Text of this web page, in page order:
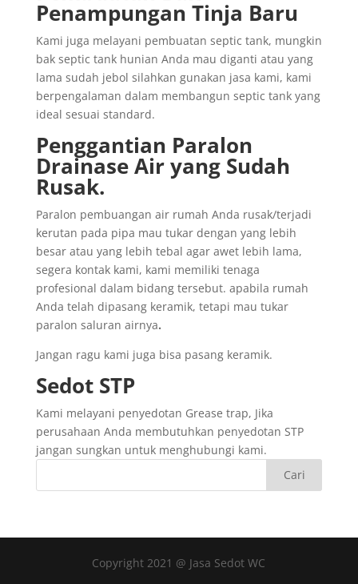
Penampungan Tinja Baru
Kami juga melayani pembuatan septic tank, mungkin
bak septic tank hunian Anda mau diganti atau yang
lama sudah jebol silahkan gunakan jasa kami, kami
berpengalaman dalam membangun septic tank yang
ideal sesuai standard.
Penggantian Paralon
DrainaseAir yang Sudah
Rusak.
Paralon pembuangan air rumah Anda rusak/terjadi
kerutan pada pipa mau tukar dengan yang lebih
besar atau yang lebih tebal agar awet lebih lama,
segera kontak kami, kami memiliki tenaga
profesional dalam bidang tersebut. apabila rumah
Anda telah dipasang keramik, tetapi mau tukar
paralon saluran airnya.
Jangan ragu kami juga bisa pasang keramik.
Sedot STP
Kami melayani penyedotan Grease trap, Jika
perusahaan Anda membutuhkan penyedotan STP
jangan sungkan untuk menghubungi kami.
Copyright 2021 @ Jasa Sedot WC